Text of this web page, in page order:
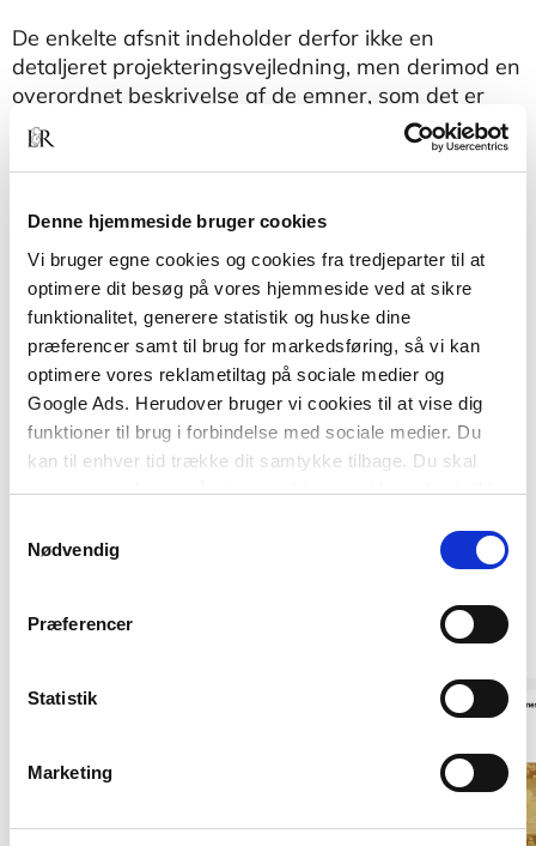
Denne hjemmeside bruger cookies
Vi bruger egne cookies og cookies fra tredjeparter til at
optimere dit besøg på vores hjemmeside ved at sikre
funktionalitet, generere statistik og huske dine
præferencer samt til brug for markedsføring, så vi kan
optimere vores reklametiltag på sociale medier og
Google Ads. Herudover bruger vi cookies til at vise dig
funktioner til brug i forbindelse med sociale medier. Du
kan til enhver tid trække dit samtykke tilbage. Du skal
være opmærksom på, at vores hjemmeside muligvis ikke
tilbagetrækker et samtykke.
Nødvendig
Præferencer
Statistik
Marketing
De enkelte afsnit indeholder derfor ikke en
detaljeret projekteringsvejledning, men derimod en
overordnet beskrivelse af de emner, som det er
vigtigt, at parterne forholder sig til. Fokus er lagt på
emner, som erfaringsmæssigt giver problemer eller
unødvendigt stort energiforbrug. Tilsvarende
koncentreres om normalklasserum, dels på grund
af omfanget, dels fordi erfaringer og beslutninger
herfra kan overføres til andre rumtyper på
skolerne.